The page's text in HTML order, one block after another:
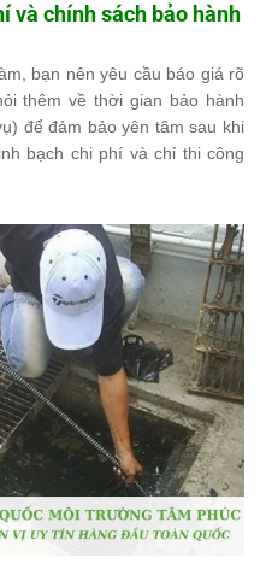
và chính sách bảo hành
bạn nên yêu cầu báo giá rõ
thêm về thời gian bảo hành
để đảm bảo yên tâm sau khi
bạch chi phí và chỉ thi công